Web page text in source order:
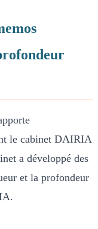
le cabinet DAIRIA
a développé des
et la profondeur